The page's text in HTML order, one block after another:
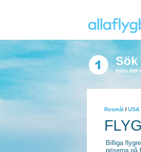
hitta ditt
Resmål / USA
Billiga
priserna på